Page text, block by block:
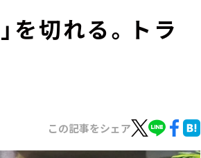
を切れる。トラ
この記事をシェア